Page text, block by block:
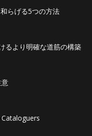
らげる5つの方法
るより明確な道筋の構築